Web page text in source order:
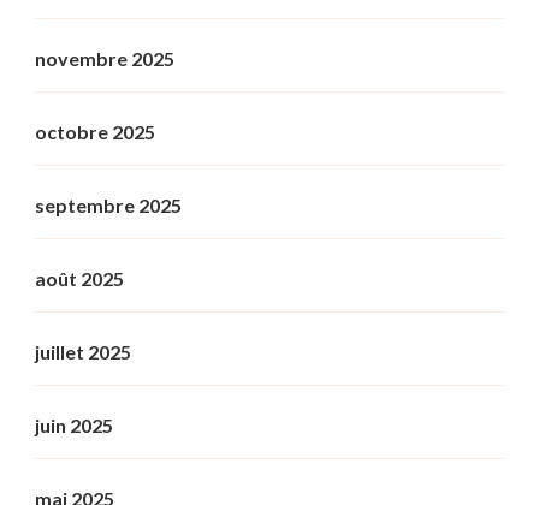
novembre 2025
octobre 2025
septembre 2025
août 2025
juillet 2025
juin 2025
mai 2025